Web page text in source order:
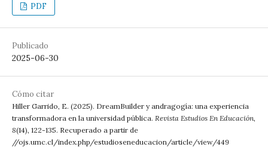
PDF
Publicado
2025-06-30
Cómo citar
Hiller Garrido, E. (2025). DreamBuilder y andragogía: una experiencia
transformadora en la universidad pública. Revista Estudios En Educación,
8(14), 122-135. Recuperado a partir de
//ojs.umc.cl/index.php/estudioseneducacion/article/view/449